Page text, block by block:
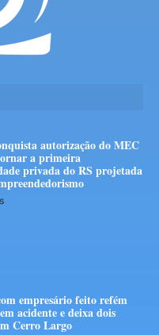
autorização do MEC
a primeira
privada do RS projetada
empresário feito refém
acidente e deixa dois
Cerro Largo